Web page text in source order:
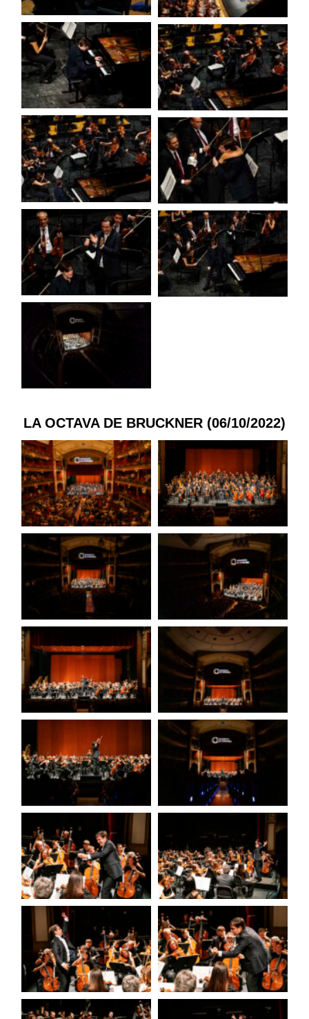
LA OCTAVA DE BRUCKNER (06/10/2022)